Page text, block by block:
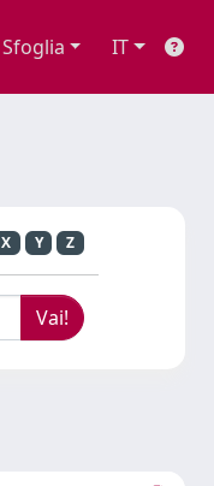
Sfoglia IT
X Y Z